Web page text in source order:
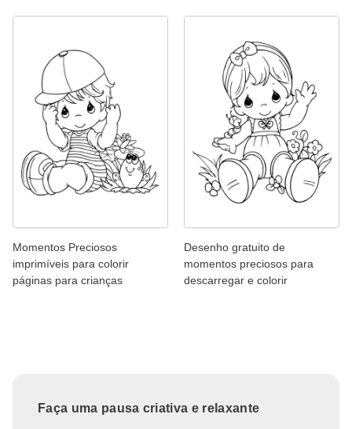
Momentos Preciosos
imprimíveis para colorir
páginas para crianças
Desenho gratuito de
momentos preciosos para
descarregar e colorir
Faça uma pausa criativa e relaxante